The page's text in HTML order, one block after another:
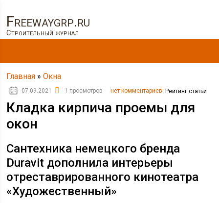
Freewaygrp.ru
Строительный журнал
Главная »Окна
07.09.2021 1 просмотров нет комментариев Рейтинг статьи
Кладка кирпича проемы для
окон
Сантехника немецкого бренда
Duravit дополнила интерьеры
отреставрированного кинотеатра
«Художественный»